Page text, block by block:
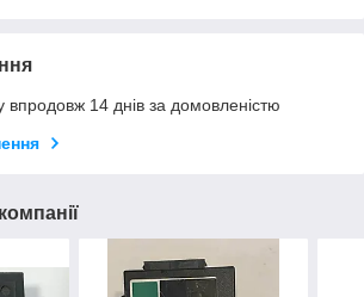
впродовж 14 днів за домовленістю